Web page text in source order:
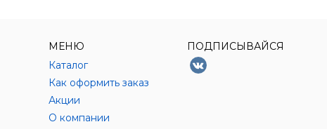
МЕНЮ
Каталог
Как оформить заказ
Акции
О компании
ПОДПИСЫВАЙСЯ